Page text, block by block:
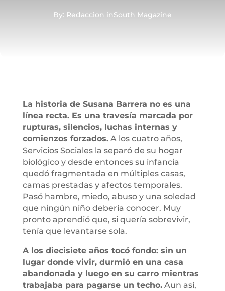
By: Redaccion inSouth Magazine
La historia de Susana Barrera no es una
línea recta. Es una travesía marcada por
rupturas, silencios, luchas internas y
comienzos forzados.A los cuatro años,
Servicios Sociales la separó de su hogar
biológico y desde entonces su infancia
quedó fragmentada en múltiples casas,
camas prestadas y afectos temporales.
Pasó hambre, miedo, abuso y una soledad
que ningún niño debería conocer. Muy
pronto aprendió que, si quería sobrevivir,
tenía que levantarse sola.
A los diecisiete años tocó fondo: sin un
lugar donde vivir, durmió en una casa
abandonada y luego en su carro mientras
trabajaba para pagarse un techo.Aun así,